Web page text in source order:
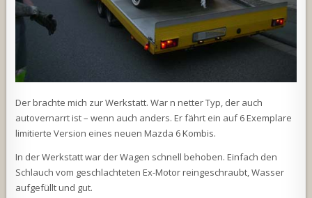
Der brachte mich zur Werkstatt. War n netter Typ, der auch
autovernarrt ist – wenn auch anders. Er fährt ein auf 6 Exemplare
limitierte Version eines neuen Mazda 6 Kombis.
In der Werkstatt war der Wagen schnell behoben. Einfach den
Schlauch vom geschlachteten Ex-Motor reingeschraubt, Wasser
aufgefüllt und gut.